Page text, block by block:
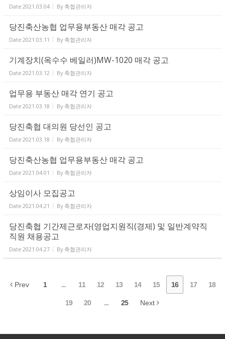
Date 2021.03.04 By 축협관리자
당진축산농협 업무용부동산 매각 공고
Date 2021.03.11 By 축협관리자
기계장치(옥수수 베일러)MW-1020 매각 공고
Date 2021.03.12 By 축협관리자
업무용 부동산 매각 연기 공고
Date 2021.03.18 By 축협관리자
당진축협 대의원 당선인 공고
Date 2021.03.18 By 축협관리자
당진축산농협 업무용부동산 매각 공고
Date 2021.04.01 By 축협관리자
상임이사 모집공고
Date 2021.04.21 By 축협관리자
당진축협 기간제근로자(영업지원직(경제) 및 일반계약직
직원 채용공고
Date 2021.04.27 By 축협관리자
Prev 1 ... 11 12 13 14 15 16 17 18
19 20 ... 25 Next